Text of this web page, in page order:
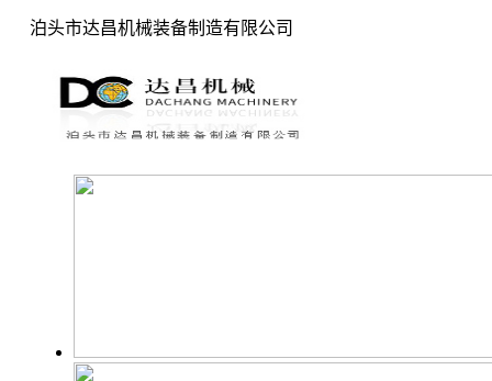
泊头市达昌机械装备制造有限公司